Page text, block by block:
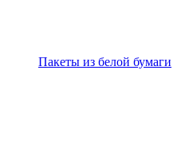
Пакеты из белой бумаги